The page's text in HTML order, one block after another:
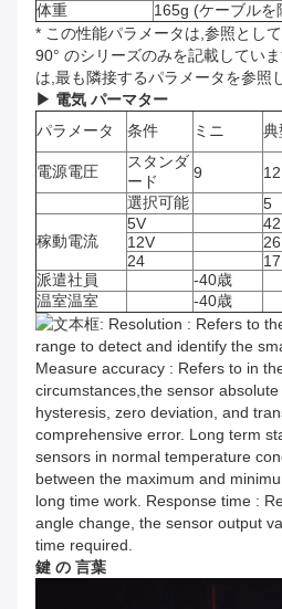
体重
165g (ケーブルを
* この性能パラメータは,参照とし
90° のシリーズのみを記載してい
は,最も隣接するパラメータを参照
▶ 電気 パーマター
パラメータ
条件 ミニ 典
電源電圧
スタンダ
ード
9
選択可能
5
稼動電流
5V 42
12V
26
24
17
派遣社員
-40歳
温室温室
-40歳
鍵 の 言葉